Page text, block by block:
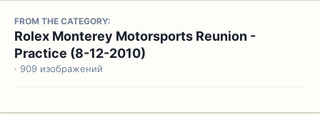
FROM THE CATEGORY:
Rolex Monterey Motorsports Reunion -
Practice (8-12-2010)
· 909 изображений